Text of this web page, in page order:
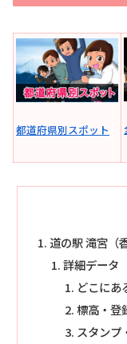
都道府県別スポット
道の駅 滝宮（
詳細データ
どこにあ
標高・登
スタンプ